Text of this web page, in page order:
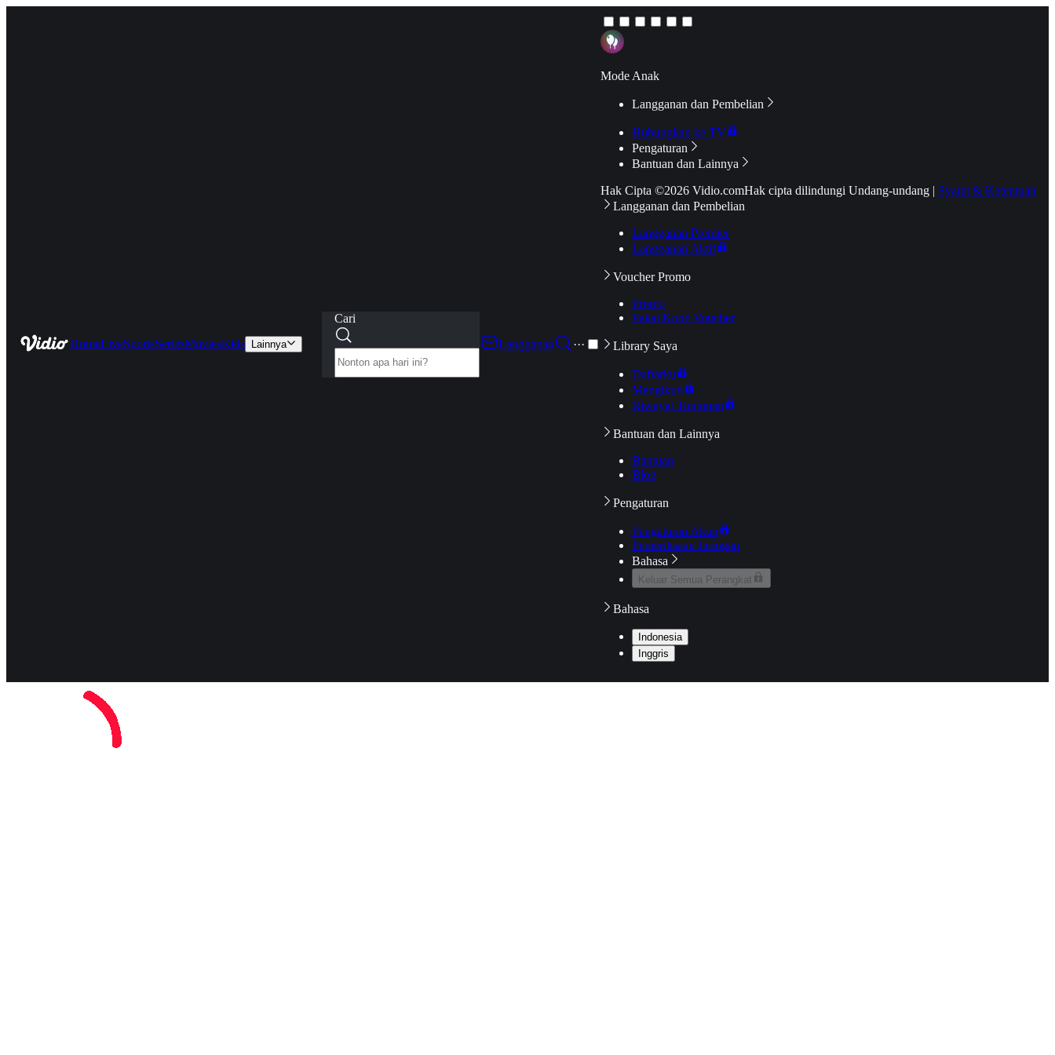
HomeLiveSportsSeriesMoviesKids Lainnya
Cari
Langganan
···
Mode Anak
Langganan dan Pembelian
Hubungkan ke TV
Pengaturan
Bantuan dan Lainnya
Hak Cipta ©2026 Vidio.comHak cipta dilindungi Undang-undang | Syarat & Ketentuan
Langganan dan Pembelian
Langganan Premier
Langganan Aktif
Voucher Promo
Promo
Pakai Kode Voucher
Library Saya
Daftarku
Mengikuti
Riwayat Tontonan
Bantuan dan Lainnya
Bantuan
Blog
Pengaturan
Pengaturan Akun
Pemeriksaan Jaringan
Bahasa
Keluar Semua Perangkat
Bahasa
Indonesia
Inggris